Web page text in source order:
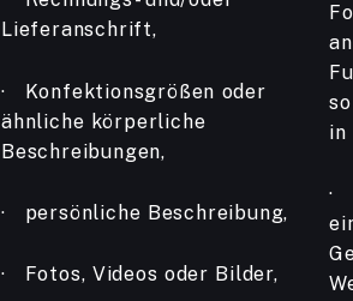
Lieferanschrift,
· Konfektionsgrößen oder
ähnliche körperliche
Beschreibungen,
· persönliche Beschreibung,
· Fotos, Videos oder Bilder,
in
·